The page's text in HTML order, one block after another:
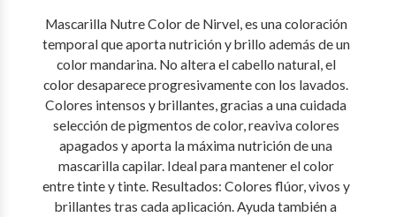
Mascarilla Nutre Color de Nirvel, es una coloración
temporal que aporta nutrición y brillo además de un
color mandarina. No altera el cabello natural, el
color desaparece progresivamente con los lavados.
Colores intensos y brillantes, gracias a una cuidada
selección de pigmentos de color, reaviva colores
apagados y aporta la máxima nutrición de una
mascarilla capilar. Ideal para mantener el color
entre tinte y tinte. Resultados: Colores flúor, vivos y
brillantes tras cada aplicación. Ayuda también a